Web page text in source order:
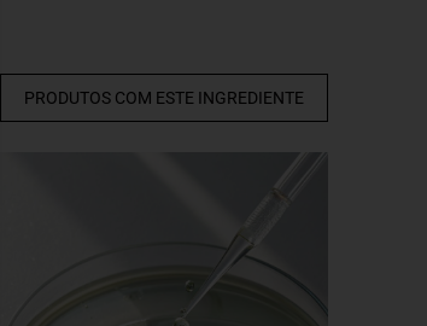
PRODUTOS COM ESTE INGREDIENTE